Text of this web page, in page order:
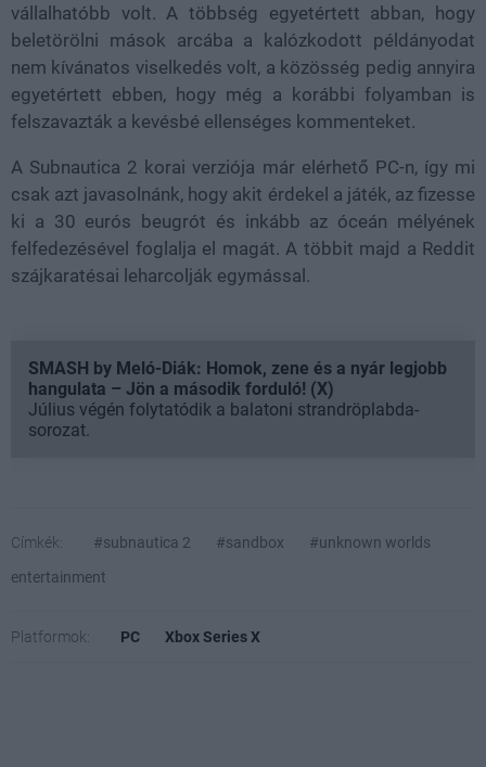
vállalhatóbb volt. A többség egyetértett abban, hogy
beletörölni mások arcába a kalózkodott példányodat
nem kívánatos viselkedés volt, a közösség pedig annyira
egyetértett ebben, hogy még a korábbi folyamban is
felszavazták a kevésbé ellenséges kommenteket.
A Subnautica 2 korai verziója már elérhető PC-n, így mi
csak azt javasolnánk, hogy akit érdekel a játék, az fizesse
ki a 30 eurós beugrót és inkább az óceán mélyének
felfedezésével foglalja el magát. A többit majd a Reddit
szájkaratésai leharcolják egymással.
SMASH by Meló-Diák: Homok, zene és a nyár legjobb
hangulata – Jön a második forduló! (X)
Július végén folytatódik a balatoni strandröplabda-
sorozat.
Címkék: #subnautica 2 #sandbox
#unknown worlds
entertainment
Platformok: PC Xbox Series X